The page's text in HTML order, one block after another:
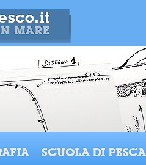
SCUOLA DI PESCA